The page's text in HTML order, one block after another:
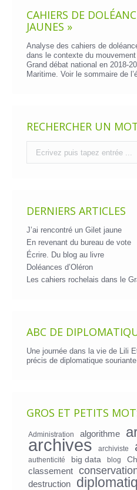
CAHIERS DE
JAUNES »
Analyse des cahiers de
dans le contexte du
Grand débat national en 2018-
Maritime. Voir le sommaire de
RECHERCHER UN
DERNIERS ARTICLES
J’ai rencontré un Gilet jaune
En revenant du bureau de vote
Écrire. Du blog au livre
Doléances d’Oléron
Les cahiers rochelais dans le
ABC DE
Une journée dans la vie de Lili
précis de diplomatique
GROS ET PETITS
Administration algorithme
archives archiviste
authenticité big data blog
classement
destruction